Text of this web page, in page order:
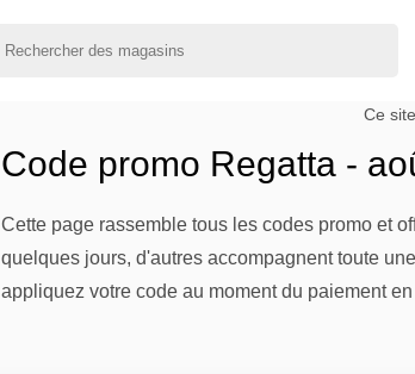
Ce
Code promo Regatta -
Cette page rassemble tous les codes promo et
quelques jours, d'autres accompagnent toute
appliquez votre code au moment du paiement